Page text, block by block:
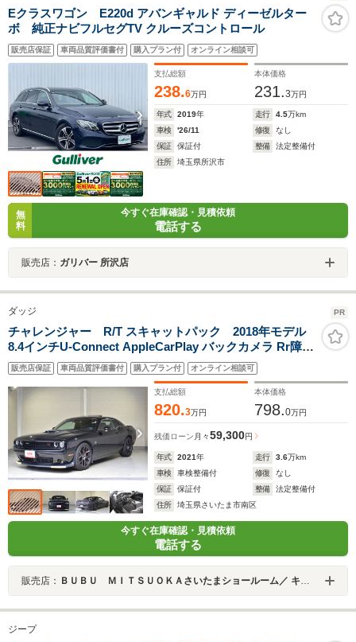
Eクラスワゴン E220d アバンギャルド ディーゼルター
ボ 純正ナビフルセグTV クルーズコントロール
販売店保証 車両品質評価書付 購入プラン付 オンライン相談可
支払総額
238.6万円
本体価格
231.3万円
年式 2019年 走行 4.5万km
車検
'26/11 修復
なし
保証
保証付 整備
法定整備付
住所
埼玉県所沢市
無
料
今すぐ在庫確認・見積依頼
電話する
販売店： ガリバー 所沢店
ダッジ PR
チャレンジャー R/T スキャットパック 2018年モデル
8.4インチU-Connect AppleCarPlay バックカメラ Rr障害
物センサー ETC ドライブレコーダー GPSレーダー Rrフ
ィルム施工済 サンルーフ アダプティブクルーズコントロ
ール ブラインドスポットモニター
販売店保証 車両品質評価書付 購入プラン付 オンライン相談可
支払総額
820.3万円
本体価格
798.0万円
残価ローン 月々59,300円
年式 2021年 走行 3.6万km
車検
車検整備付 修復
なし
保証
保証付 整備
法定整備付
住所
埼玉県さいたま市南区
今すぐ在庫確認・見積依頼
電話する
販売店： ＢＵＢＵ ＭＩＴＳＵＯＫＡさいたまショールーム／ キャデラックさいたま南／シボレーさいたま南
ジープ